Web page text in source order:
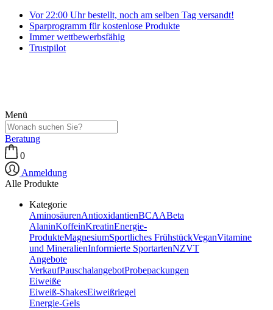
Vor 22:00 Uhr bestellt, noch am selben Tag versandt!
Sparprogramm für kostenlose Produkte
Immer wettbewerbsfähig
Trustpilot
Menü
Beratung
0
Anmeldung
Alle Produkte
Kategorie
AminosäurenAntioxidantienBCAABeta
AlaninKoffeinKreatinEnergie-
ProdukteMagnesiumSportliches FrühstückVeganVitamine
und MineralienInformierte SportartenNZVT
Angebote
VerkaufPauschalangebotProbepackungen
Eiweiße
Eiweiß-ShakesEiweißriegel
Energie-Gels